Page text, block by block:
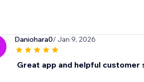
Daniohara0/ Jan 9, 2026
Great app and helpful customer